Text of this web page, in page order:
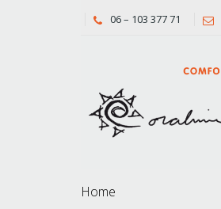
06 – 103 377 71
Home